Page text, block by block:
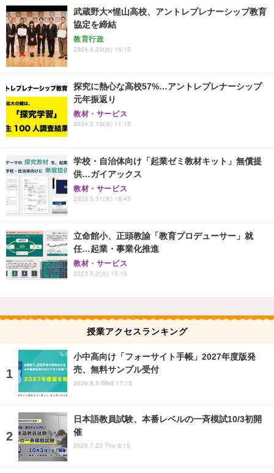
武蔵野大×惺山高校、アントレプレナーシップ教育
協定を締結
教育行政
2024.4.23(火) 14:15
探究に熱心な高校57%…アントレプレナーシップ
元年振返り
教材・サービス
2024.3.13(水) 11:15
学校・自治体向け「起業ゼミ教材キット」無償提
供…ガイアックス
教材・サービス
2023.5.31(水) 18:45
立命館小、正頭教諭「教育プロデューサー」就
任…起業・事業化推進
教材・サービス
2023.5.2(火) 15:15
授業アクセスランキング
小中高向け「フォーサイト手帳」2027年度版発
売、無料サンプル受付
2026.8.5 Wed 17:15
日本語教員試験、本番レベルの一斉模試10/3初開
催
2026.7.23 Thu 9:15